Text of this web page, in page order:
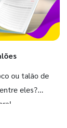
ou talão de
eles?